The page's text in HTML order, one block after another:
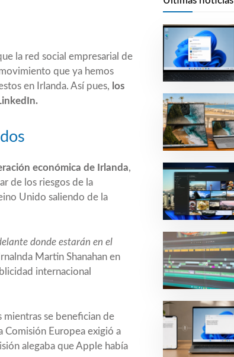
la red social empresarial de
que ya hemos
en Irlanda. Así pues, los
económica de Irlanda,
de los riesgos de la
Unido saliendo de la
donde estarán en el
Martin Shanahan en
internacional
mientras se benefician de
Comisión Europea exigió a
alegaba que Apple había